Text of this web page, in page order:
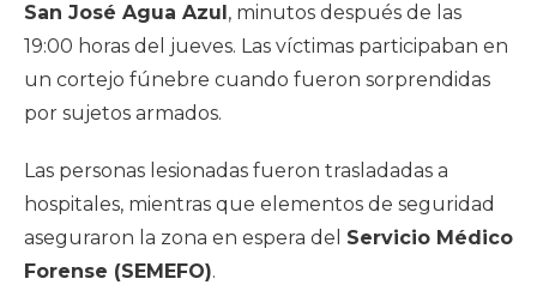
San José Agua Azul , minutos después de las
19:00 horas del jueves. Las víctimas participaban en
un cortejo fúnebre cuando fueron sorprendidas
por sujetos armados.
Las personas lesionadas fueron trasladadas a
hospitales, mientras que elementos de seguridad
aseguraron la zona en espera del Servicio Médico
Forense (SEMEFO).